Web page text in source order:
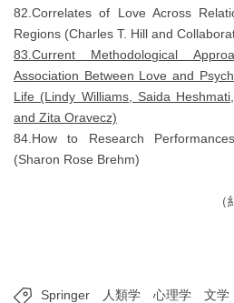
82.Correlates of Love Across
Regions (Charles T. Hill and
83.Current Methodological
Association Between Love and
Life (Lindy Williams, Saida
and Zita Oravecz)
84.How to Research
(Sharon Rose Brehm)
Springer 人類学 心理学 文学